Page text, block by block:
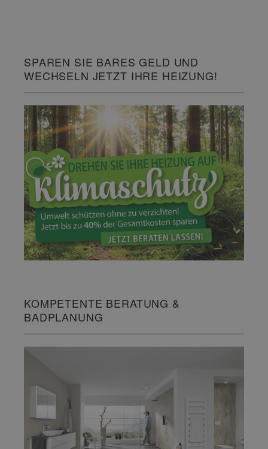
SPAREN SIE BARES GELD UND
WECHSELN JETZT IHRE HEIZUNG!
KOMPETENTE BERATUNG &
BADPLANUNG